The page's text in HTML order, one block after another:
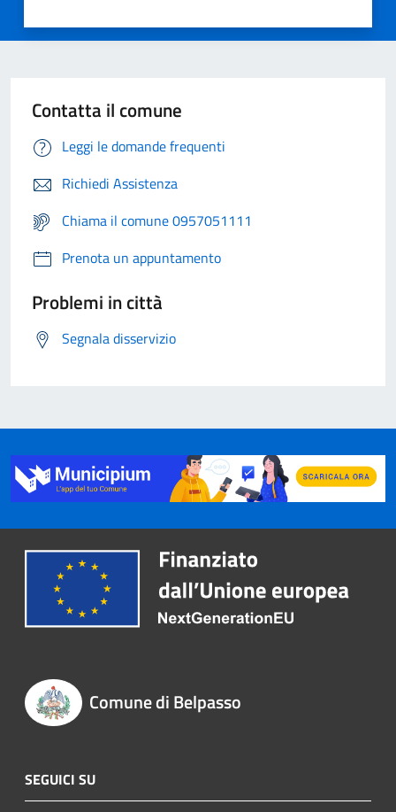
Contatta il comune
Leggi le domande frequenti
Richiedi Assistenza
Chiama il comune 0957051111
Prenota un appuntamento
Problemi in città
Segnala disservizio
Comune di Belpasso
SEGUICI SU